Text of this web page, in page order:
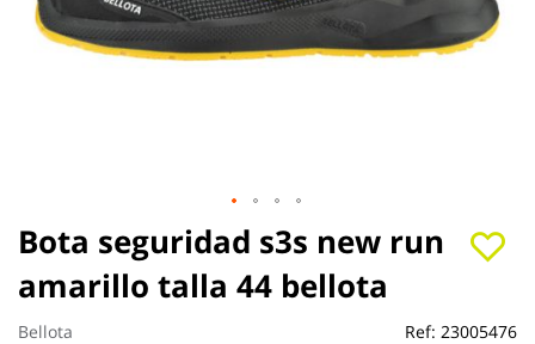
Bota seguridad s3s new run
amarillo talla 44 bellota
Bellota Ref: 23005476
Saltar
al
comienzo
de
la